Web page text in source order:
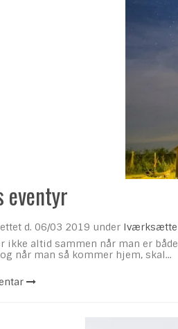
eventyr
d. 06/03 2019 under
ikke altid sammen når man er
når man så kommer hjem, skal...